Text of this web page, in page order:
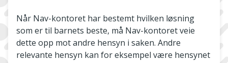
Når Nav-kontoret har bestemt hvilken løsning
som er til barnets beste, må Nav-kontoret veie
dette opp mot andre hensyn i saken. Andre
relevante hensyn kan for eksempel være hensynet